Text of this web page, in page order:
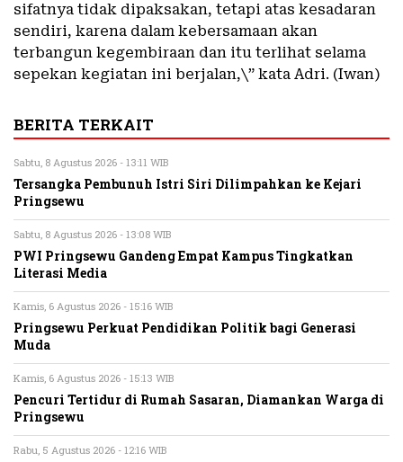
sifatnya tidak dipaksakan, tetapi atas kesadaran
sendiri, karena dalam kebersamaan akan
terbangun kegembiraan dan itu terlihat selama
sepekan kegiatan ini berjalan,\” kata Adri. (Iwan)
BERITA TERKAIT
Sabtu, 8 Agustus 2026 - 13:11 WIB
Tersangka Pembunuh Istri Siri Dilimpahkan ke Kejari
Pringsewu
Sabtu, 8 Agustus 2026 - 13:08 WIB
PWI Pringsewu Gandeng Empat Kampus Tingkatkan
Literasi Media
Kamis, 6 Agustus 2026 - 15:16 WIB
Pringsewu Perkuat Pendidikan Politik bagi Generasi
Muda
Kamis, 6 Agustus 2026 - 15:13 WIB
Pencuri Tertidur di Rumah Sasaran, Diamankan Warga di
Pringsewu
Rabu, 5 Agustus 2026 - 12:16 WIB